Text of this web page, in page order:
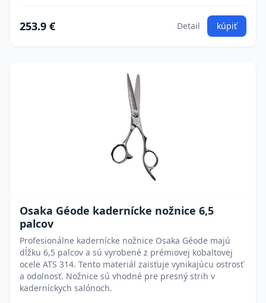
253.9 € Detail kúpiť
Osaka Géode kadernícke nožnice 6,5
palcov
Profesionálne kadernícke nožnice Osaka Géode majú
dĺžku 6,5 palcov a sú vyrobené z prémiovej kobaltovej
ocele ATS 314. Tento materiál zaisťuje vynikajúcu ostrosť
a odolnosť. Nožnice sú vhodné pre presný strih v
kaderníckych salónoch.